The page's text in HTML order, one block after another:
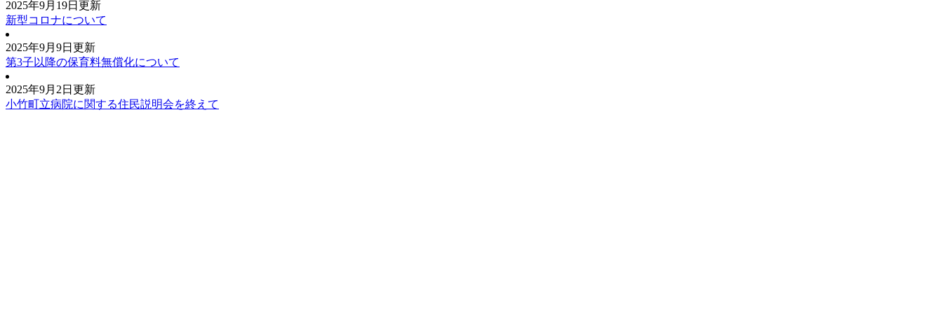
2025年9月19日更新
新型コロナについて
2025年9月9日更新
第3子以降の保育料無償化について
2025年9月2日更新
小竹町立病院に関する住民説明会を終えて